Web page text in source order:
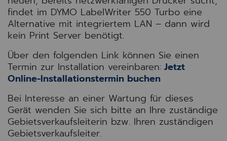
findet im DYMO LabelWriter 550 Turbo eine
Alternative mit integriertem LAN – dann wird
kein Print Server benötigt.
Über den folgenden Link können Sie einen
Termin zur Installation vereinbaren: Jetzt
Online-Installationstermin buchen
Bei Interesse an einer Wartung für dieses
Gerät wenden Sie sich bitte an Ihre zuständige
Gebietsverkaufsleiterin bzw. Ihren zuständigen
Gebietsverkaufsleiter.